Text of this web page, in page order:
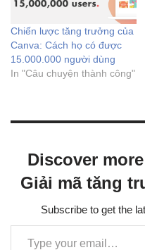
Chiến lược tăng trưởng của
Canva: Cách họ có được
15.000.000 người dùng
In "Câu chuyện thành công"
Discover
Giải mã tăng
Subscribe to get the